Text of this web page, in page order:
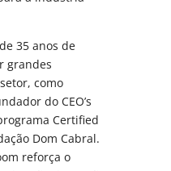
35 anos de
grandes
como
do CEO’s
Certified
Dom Cabral.
reforça o